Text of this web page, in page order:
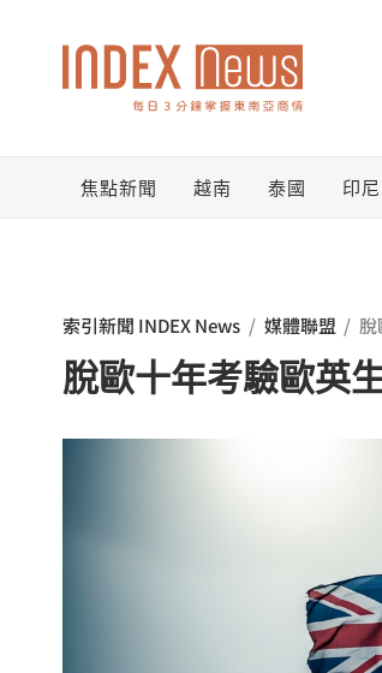
焦點新聞 越南 泰國 印尼
索引新聞 INDEX News / 媒體聯盟 /
脫歐十年考驗歐英